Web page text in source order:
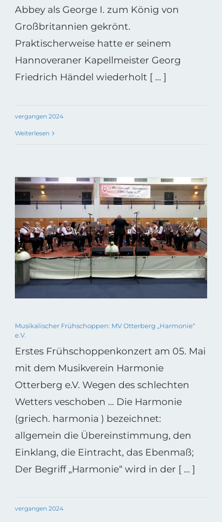
Abbey als George I. zum König von
Großbritannien gekrönt.
Praktischerweise hatte er seinem
Hannoveraner Kapellmeister Georg
Friedrich Händel wiederholt [ ... ]
vergangen 2024
Weiterlesen
Musikalischer Frühschoppen: MV Otterberg „Harmonie“
e.V.
Erstes Frühschoppenkonzert am 05. Mai
mit dem Musikverein Harmonie
Otterberg e.V. Wegen des schlechten
Wetters veschoben ... Die Harmonie
(griech. harmonia ) bezeichnet:
allgemein die Übereinstimmung, den
Einklang, die Eintracht, das Ebenmaß;
Der Begriff „Harmonie“ wird in der [ ... ]
vergangen 2024